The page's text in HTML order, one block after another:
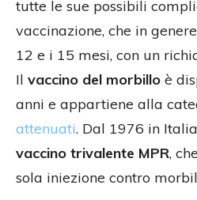
tutte le sue possibili
vaccinazione, che in
12 e i 15 mesi, con un
Il vaccino del morbillo è
anni e appartiene alla
attenuati. Dal 1976 in
vaccino trivalente MPR,
sola iniezione contro